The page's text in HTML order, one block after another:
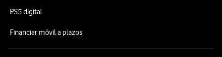
PS5 digital
Financiar móvil a plazos